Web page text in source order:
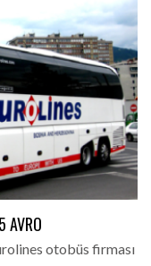
AVRO
otobüs firması